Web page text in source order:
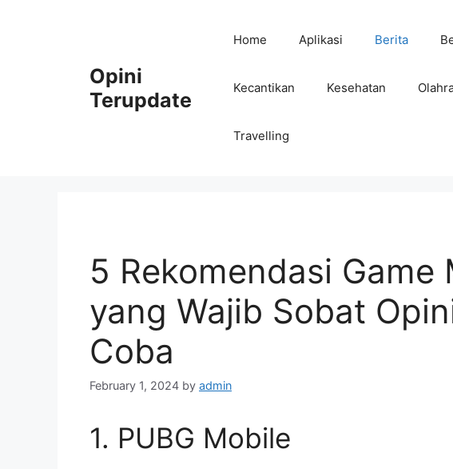
Opini
Terupdate
Home Aplikasi Berita
Kecantikan Kesehatan
Travelling
5 Rekomendasi Game
yang Wajib Sobat
Coba
February 1, 2024 by admin
1. PUBG Mobile